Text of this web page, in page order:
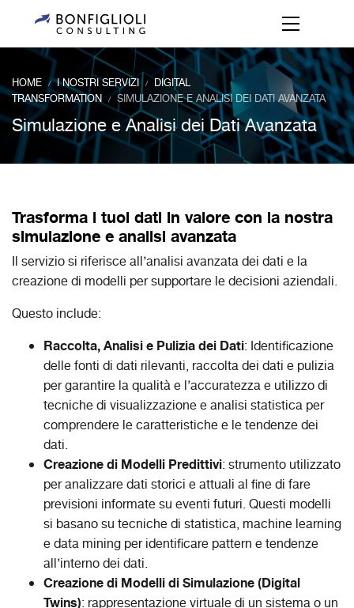
HOME / I NOSTRI SERVIZI / DIGITAL
TRANSFORMATION / SIMULAZIONE E ANALISI DEI DATI AVANZATA
Simulazione e Analisi dei Dati Avanzata
Trasforma i tuoi dati in valore con la nostra
simulazione e analisi avanzata
Il servizio si riferisce all’analisi avanzata dei dati e la
creazione di modelli per supportare le decisioni aziendali.
Questo include:
Raccolta, Analisi e Pulizia dei Dati: Identificazione
delle fonti di dati rilevanti, raccolta dei dati e pulizia
per garantire la qualità e l’accuratezza e utilizzo di
tecniche di visualizzazione e analisi statistica per
comprendere le caratteristiche e le tendenze dei
dati.
Creazione di Modelli Predittivi: strumento utilizzato
per analizzare dati storici e attuali al fine di fare
previsioni informate su eventi futuri. Questi modelli
si basano su tecniche di statistica, machine learning
e data mining per identificare pattern e tendenze
all’interno dei dati.
Creazione di Modelli di Simulazione (Digital
Twins): rappresentazione virtuale di un sistema o un